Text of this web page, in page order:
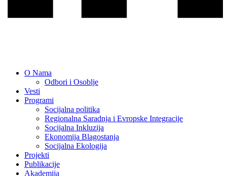
O Nama
Odbori i Osoblje
Vesti
Programi
Socijalna politika
Regionalna Saradnja i Evropske Integracije
Socijalna Inkluzija
Ekonomija Blagostanja
Socijalna Ekologija
Projekti
Publikacije
Akademija